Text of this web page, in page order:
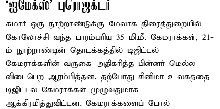
‘ஐமேக்ஸ்’ புரொஜக்‌டர்
சுமார் ஒரு நூற்றாண்டுக்கு மேலாக திரைத்துறையில்
கோலோச்சி வந்த பாரம்பரிய 35 மி.மீ. கேமராக்கள், 21-
ம் நூற்றாண்டின் தொடக்கத்தில் டிஜிட்டல்
கேமராக்களின் வருகை அதிகரித்த பின்னர் மெல்ல
விடைபெற ஆரம்பித்தன. தற்போது சினிமா உலகத்தை
டிஜிட்டல் கேமராக்கள் முழுவதுமாக
ஆக்கிரமித்துவிட்டன. கேமராக்களைப் போல்